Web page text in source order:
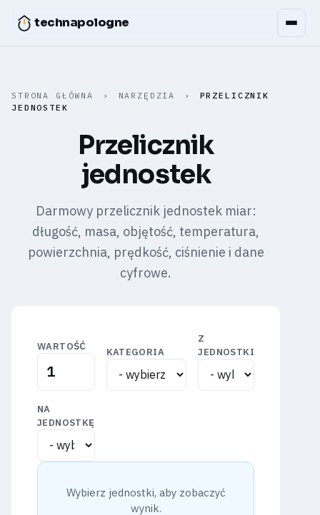
technapologne
STRONA GŁÓWNA › NARZĘDZIA ›
PRZELICZNIK
JEDNOSTEK
Przelicznik
jednostek
Darmowy przelicznik jednostek miar:
długość, masa, objętość, temperatura,
powierzchnia, prędkość, ciśnienie i dane
cyfrowe.
WARTOŚĆ KATEGORIA
Z
JEDNOSTKI
NA
JEDNOSTKĘ
Wybierz jednostki, aby zobaczyć
wynik.